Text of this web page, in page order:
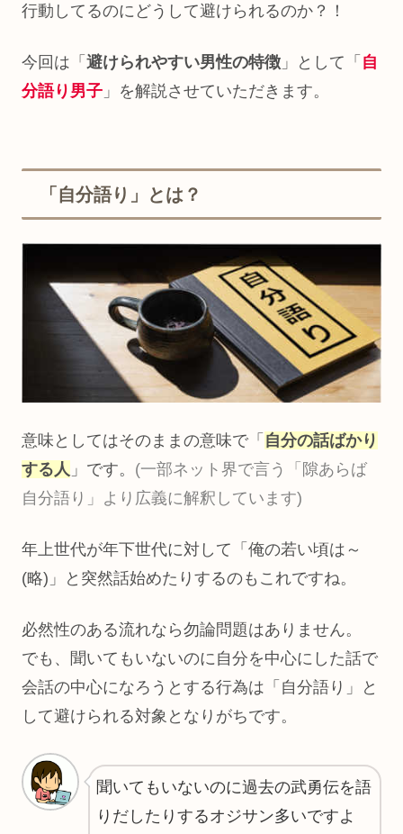
行動してるのにどうして避けられるのか？！
今回は「 避けられやすい男性の特徴 」として「 自
分語り男子 」を解説させていただきます。
「自分語り」とは？
意味としてはそのままの意味で「 自分の話ばかり
する人 」です。 (一部ネット界で言う「隙あらば
自分語り」より広義に解釈しています)
年上世代が年下世代に対して「俺の若い頃は～
(略)」と突然話始めたりするのもこれですね。
必然性のある流れなら勿論問題はありません。
でも、聞いてもいないのに自分を中心にした話で
会話の中心になろうとする行為は「自分語り」と
して避けられる対象となりがちです。
聞いてもいないのに過去の武勇伝を語
りだしたりするオジサン多いですよ